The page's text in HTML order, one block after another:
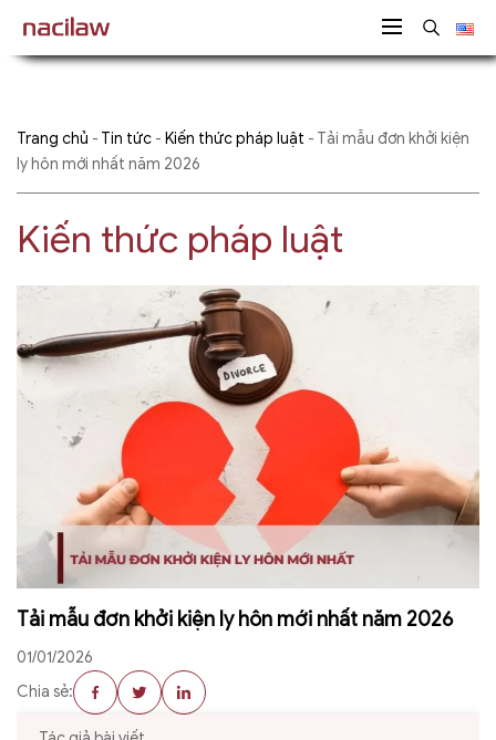
Trang chủ - Tin tức - Kiến thức pháp luật - Tải mẫu đơn khởi kiện
ly hôn mới nhất năm 2026
Kiến thức pháp luật
Tải mẫu đơn khởi kiện ly hôn mới nhất năm 2026
01/01/2026
Chia sẻ: